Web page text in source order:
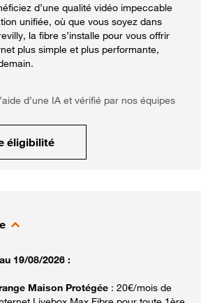
d’une qualité vidéo impeccable
unifiée, où que vous soyez dans
la fibre s’installe pour vous offrir
plus simple et plus performante,
d’une IA et vérifié par nos équipes
éligibilité
19/08/2026 :
Maison Protégée : 20€/mois de